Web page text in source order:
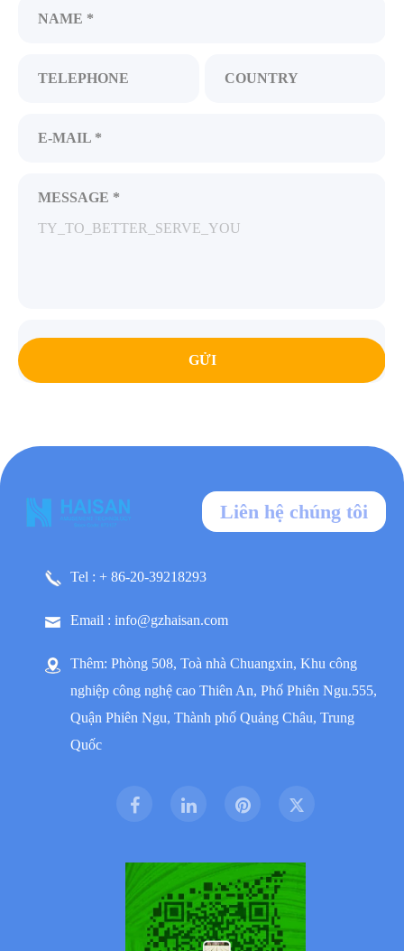
NAME *
TELEPHONE COUNTRY
E-MAIL *
MESSAGE *
GỬI
Liên hệ chúng tôi
Tel : + 86-20-39218293
Email : info@gzhaisan.com
Thêm: Phòng 508, Toà nhà Chuangxin, Khu công
nghiệp công nghệ cao Thiên An, Phố Phiên Ngu.555,
Quận Phiên Ngu, Thành phố Quảng Châu, Trung
Quốc